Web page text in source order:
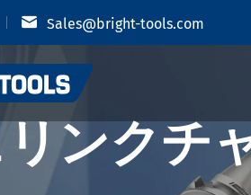
 Sales@bright-tools.com
ンクチ